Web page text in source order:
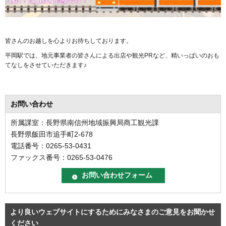
皆さんのお越しを心よりお待ちしております。
平岡駅では、地元事業者の皆さんによる出店や観光PRなど、精いっぱいのおも
てなしをさせていただきます♪
お問い合わせ
所属課室：長野県南信州地域振興局商工観光課
長野県飯田市追手町2-678
電話番号：0265-53-0431
ファックス番号：0265-53-0476
より良いウェブサイトにするためにみなさまのご意見をお聞かせ
ください